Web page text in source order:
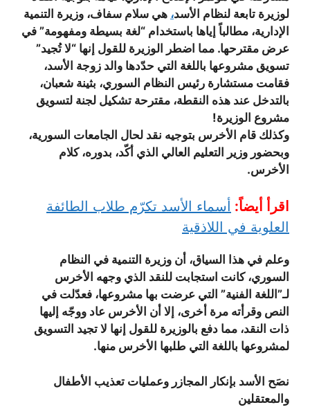
لوزيرة تابعة لنظام الأسد، هي سلام سفاف، وزيرة التنمية
الإدارية، مطالباً إياها باستخدام “لغة بسيطة ومفهومة” في
عرض مقترحها. مما اضطر الوزيرة للقول إنها “لا تُجيد”
تسويق مشروعها باللغة التي حدّدها والد زوجة الأسد،
فقامت مستشارة رئيس النظام السوري، بثينة شعبان،
بالتدخل عند هذه النقطة، مقترحة تشكيل لجنة لتسويق
مشروع الوزيرة!
وكذلك قام الأخرس بتوجيه نقد لحال الجامعات السورية،
وبحضور وزير التعليم العالي الذي أكّد، بدوره، كلام
الأخرس.
اقرأ أيضاً: أسماء الأسد تكرّم طلاب الطائفة
العلوية في اللاذقية
وعلم في هذا السياق، أن وزيرة التنمية في النظام
السوري، كانت استجابت للنقد الذي وجهه الأخرس
لـ”اللغة الفنية” التي عرضت بها مشروعها، فعدّلت في
النص وقرأته مرة أخرى، إلا أن الأخرس عاد ووجّه إليها
ذات النقد، مما دفع بالوزيرة للقول إنها لا تجيد التسويق
لمشروعها باللغة التي طلبها الأخرس منها.
نصَح الأسد بإنكار المجازر وعمليات تعذيب الأطفال
والمعتقلين